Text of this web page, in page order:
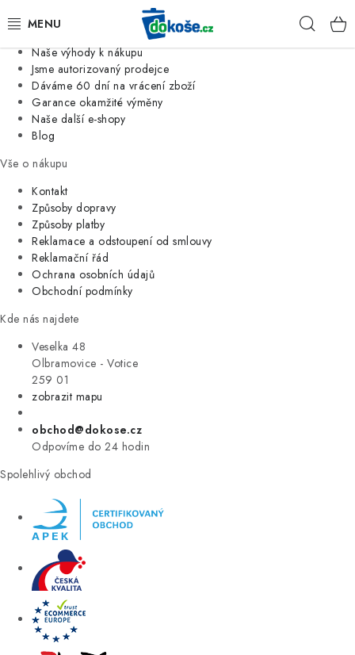
Jsme tradiční česká firma
Naše výhody k nákupu
Jsme autorizovaný prodejce
Dáváme 60 dní na vrácení zboží
Garance okamžité výměny
Naše další e-shopy
Blog
Vše o nákupu
Kontakt
Způsoby dopravy
Způsoby platby
Reklamace a odstoupení od smlouvy
Reklamační řád
Ochrana osobních údajů
Obchodní podmínky
Kde nás najdete
Veselka 48
Olbramovice - Votice
259 01
zobrazit mapu
obchod@dokose.cz
Odpovíme do 24 hodin
Spolehlivý obchod
KOŠE
SÁČKY
KUCHYNĚ
ORGANIZACE
DOMÁCNOST
ÚKLID
VÝPRODEJ
ZNAČKY
Úvod Kontakt Blog
Moje objednávka